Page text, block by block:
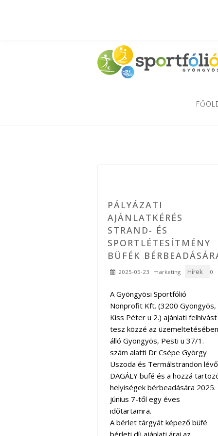
PÁLYÁZATI
AJÁNLATKÉRÉS
STRAND- ÉS
SPORTLÉTESÍTMÉNY
BÜFÉK
2025-05-23 marketing Hírek 0
A Gyöngyösi Sportfólió
Nonprofit Kft. (3200 Gyöngyös,
Kiss Péter u 2.) ajánlati felhívást
tesz közzé az üzemeltetésében
álló Gyöngyös, Pesti u 37/1.
szám alatti Dr Csépe György
Uszoda és Termálstrandon lévő
DAGÁLY büfé és a hozzá
helyiségek bérbeadására 2025.
június 7-től egy éves
időtartamra.
A bérlet tárgyát képező büfé
bérleti díj ajánlati árai az